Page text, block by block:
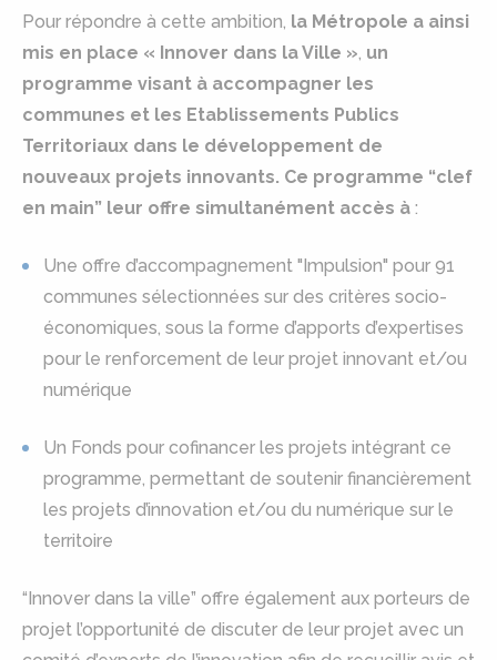
Pour répondre à cette ambition, la Métropole a ainsi
mis en place « Innover dans la Ville », un
programme visant à accompagner les
communes et les Etablissements Publics
Territoriaux dans le développement de
nouveaux projets innovants. Ce programme “clef
en main” leur offre simultanément accès à :
Une offre d’accompagnement "Impulsion" pour 91
communes sélectionnées sur des critères socio-
économiques, sous la forme d’apports d’expertises
pour le renforcement de leur projet innovant et/ou
numérique
Un Fonds pour cofinancer les projets intégrant ce
programme, permettant de soutenir financièrement
les projets d’innovation et/ou du numérique sur le
territoire
“Innover dans la ville” offre également aux porteurs de
projet l’opportunité de discuter de leur projet avec un